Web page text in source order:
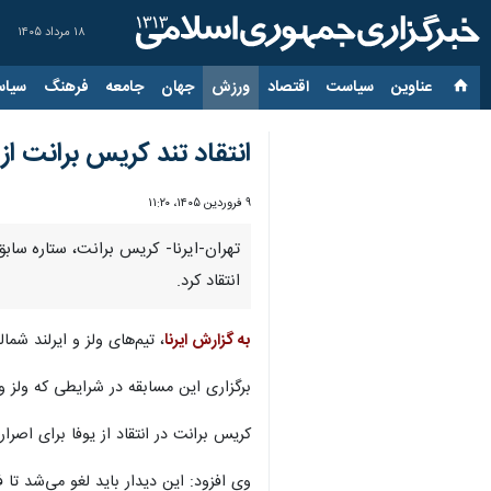
۱۸ مرداد ۱۴۰۵
عناوین‌ سیاست اقتصاد ورزش جهان جامعه فرهنگ
انتقاد تند کریس برانت
۹ فروردین ۱۴۰۵، ۱۱:۲۰